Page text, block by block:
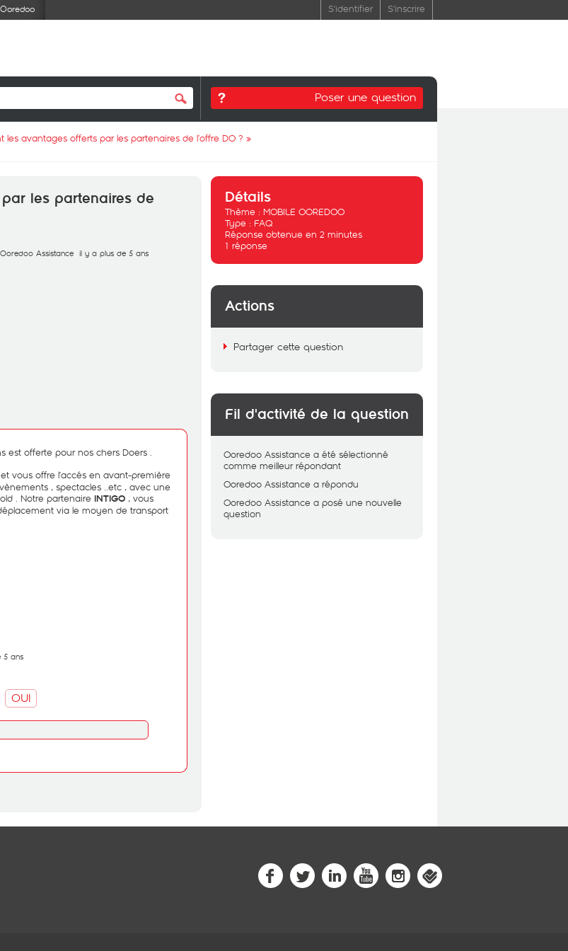
S'identifier S'inscrire
Poser une question
les avantages offerts par les partenaires de l’offre DO ? »
les partenaires de
Ooredoo Assistance il y a plus de 5 ans
est offerte pour nos chers Doers .
vous offre l’accés en avant-première
, spectacles ..etc , avec une
. Notre partenaire INTIGO , vous
via le moyen de transport
5 ans
OUI
Détails
Thème : MOBILE OOREDOO
Type : FAQ
Réponse obtenue en 2 minutes
1 réponse
Actions
Partager cette question
Fil d'activité de la question
Ooredoo Assistance a été sélectionné
comme meilleur répondant
Ooredoo Assistance a répondu
Ooredoo Assistance a posé une nouvelle
question